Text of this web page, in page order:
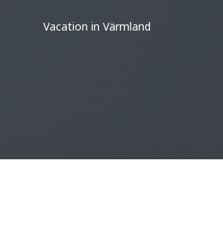
Vacation in Värmland